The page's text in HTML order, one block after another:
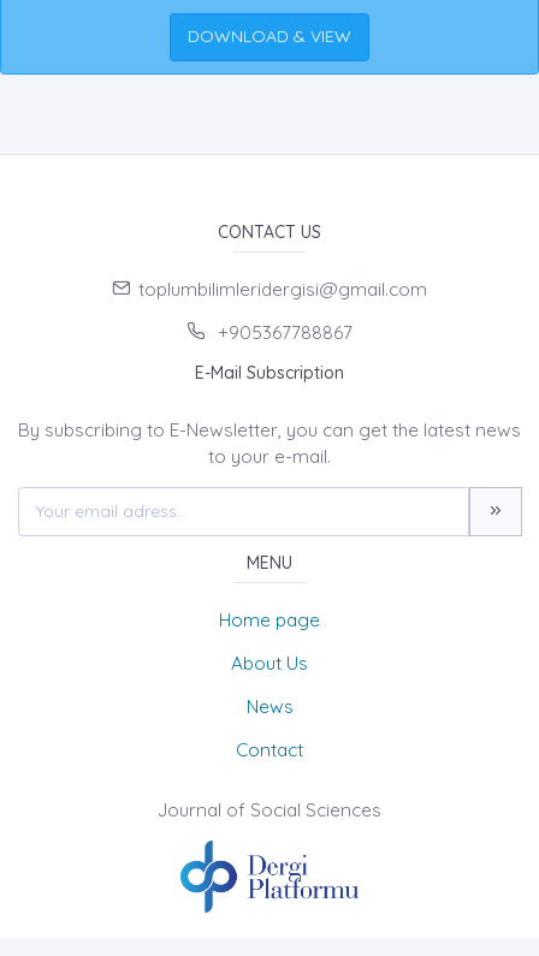
DOWNLOAD & VIEW
CONTACT US
toplumbilimleridergisi@gmail.com
+905367788867
E-Mail Subscription
By subscribing to E-Newsletter, you can get the latest news
to your e-mail.
MENU
Home page
About Us
News
Contact
Journal of Social Sciences